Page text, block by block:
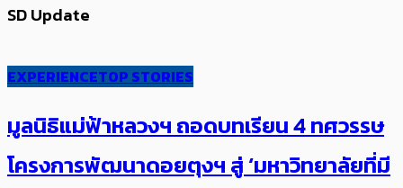
SD Update
EXPERIENCETOP STORIES
มูลนิธิแม่ฟ้าหลวงฯ ถอดบทเรียน 4 ทศวรรษ
โครงการพัฒนาดอยตุงฯ สู่ ‘มหาวิทยาลัยที่มี